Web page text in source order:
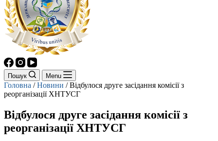
Пошук Menu
Головна /Новини /Відбулося друге засідання комісії з
реорганізації ХНТУСГ
Відбулося друге засідання комісії з
реорганізації ХНТУСГ